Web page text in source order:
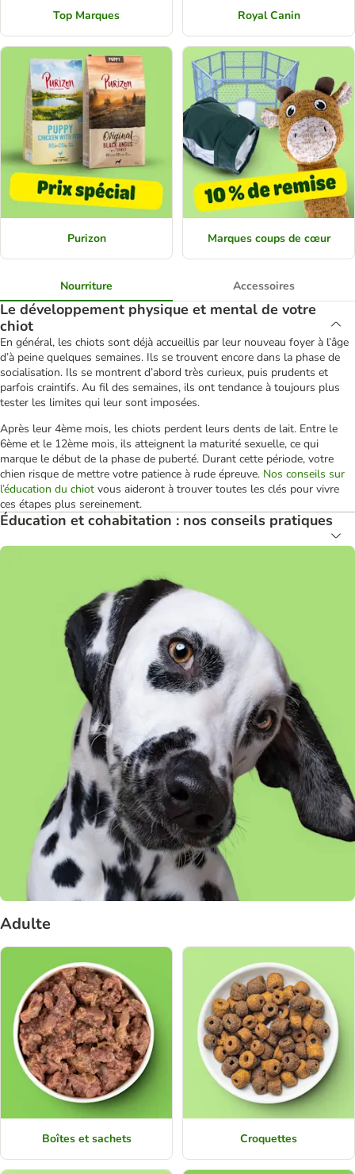
Top Marques Royal Canin
Purizon Marques coups de cœur
Nourriture Accessoires
Le développement physique et mental de votre
chiot
En général, les chiots sont déjà accueillis par leur nouveau foyer à l’âge
d’à peine quelques semaines. Ils se trouvent encore dans la phase de
socialisation. Ils se montrent d’abord très curieux, puis prudents et
parfois craintifs. Au fil des semaines, ils ont tendance à toujours plus
tester les limites qui leur sont imposées.
Après leur 4ème mois, les chiots perdent leurs dents de lait. Entre le
6ème et le 12ème mois, ils atteignent la maturité sexuelle, ce qui
marque le début de la phase de puberté. Durant cette période, votre
chien risque de mettre votre patience à rude épreuve. Nos conseils sur
l’éducation du chiot vous aideront à trouver toutes les clés pour vivre
ces étapes plus sereinement.
Éducation et cohabitation : nos conseils pratiques
Adulte
Boîtes et sachets Croquettes